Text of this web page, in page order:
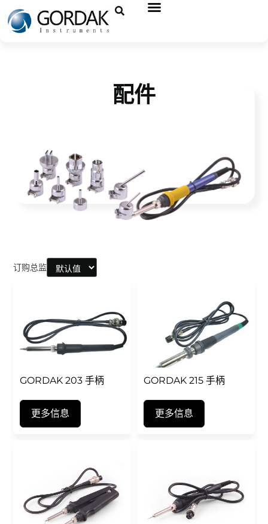
配件
订购总监
GORDAK 203 手柄
更多信息
GORDAK 215 手柄
更多信息